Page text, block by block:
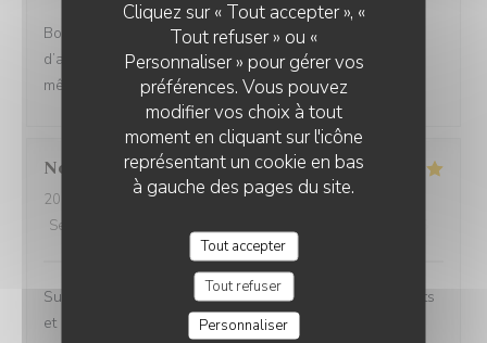
Cliquez sur « Tout accepter », «
Tout refuser » ou «
Personnaliser » pour gérer vos
préférences. Vous pouvez
modifier vos choix à tout
moment en cliquant sur l'icône
représentant un cookie en bas
à gauche des pages du site.
Tout accepter
Tout refuser
Personnaliser
Bonne cuisine, bons plats, cadre très agréable mais 1h
d’attente entre l’entrée et le plat n’est pas acceptable,
même en haute saison.
Noemie P
2026-08-05
- 21:15 - Couverts 2
Service
Superbe expérience chez Coco, les plats sont excellents
et le cadre magnifique.